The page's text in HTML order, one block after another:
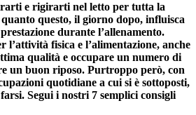
e rigirarti nel letto per tutta la
questo, il giorno dopo, influisca
durante l’allenamento.
l’attività fisica e l’alimentazione, anche
qualità e occupare un numero di
un buon riposo. Purtroppo però, con
quotidiane a cui si è sottoposti,
Segui i nostri 7 semplici consigli